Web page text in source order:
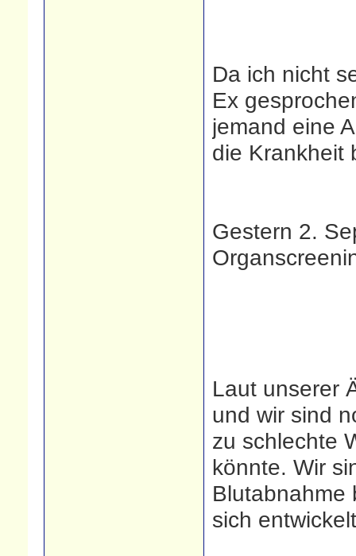
Da ich nicht
Ex
jemand eine
die Krankheit
Gestern 2.
Laut unserer
und wir sind
zu schlechte
könnte. Wir
Blutabnahme
sich